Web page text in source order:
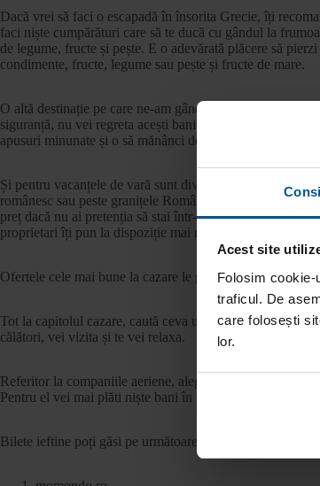
Acest site
Folosim
traficul. De
care folosești
lor.
Dacă vrei să faci o escapadă în însorita Grecie, îți
faci niște cumpărături care să te ducă cu gândul la
de legume, fructe și pește. E o adevărată plăcere să
condimente, fructe, legume sau pește și fructe de mare.
O altă destinație pe care ne-am gândit să ți-o
siguranță, nu vei regreta acești bani după ce vei vizita
apusuri minunate și o să mănânci delicioasele baclavale.
Și pentru vacanțele de vară sunt diverse oferte care nu
românesc sau peste granițele României, rezervarea
preț dacă nu ai pretenția să stai într-un hotel de 5 stele.
proprietari îți pun la dispoziție mai multe camere.
Ofertele cele mai bune la cazare le găsești fie pe
Tot la capitolul cazare, caută ceva unde știi sigur că este
călători, vei vizita și te vei relaxa.
Referitor la companiile aeriene, alege-le pe cele low
Pentru el vei mai plăti niște bani în plus.
Bilete ieftine poți găsi pe următoarele site-uri: